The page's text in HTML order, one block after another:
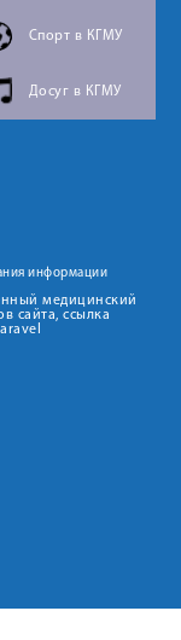
Спорт в КГМУ
Досуг в КГМУ
информации
медицинский
сайта, ссылка